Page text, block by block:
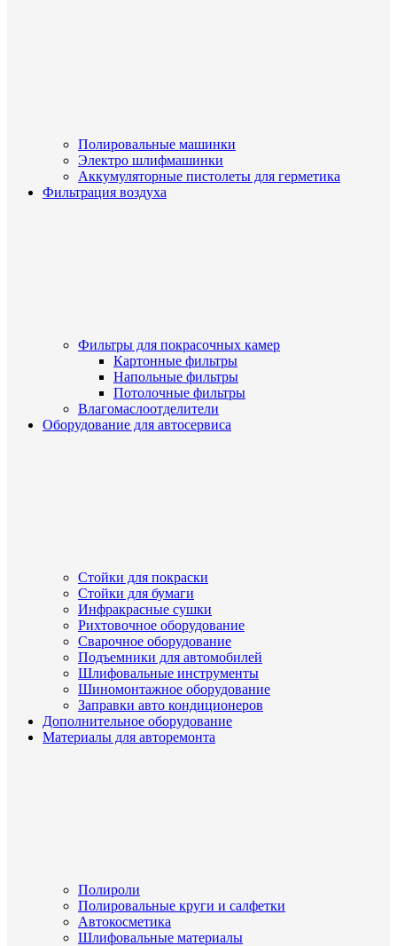
Полировальные машинки
Электро шлифмашинки
Аккумуляторные пистолеты для герметика
Фильтрация воздуха
Фильтры для покрасочных камер
Картонные фильтры
Напольные фильтры
Потолочные фильтры
Влагомаслоотделители
Оборудование для автосервиса
Стойки для покраски
Стойки для бумаги
Инфракрасные сушки
Рихтовочное оборудование
Сварочное оборудование
Подъемники для автомобилей
Шлифовальные инструменты
Шиномонтажное оборудование
Заправки авто кондиционеров
Дополнительное оборудование
Материалы для авторемонта
Полироли
Полировальные круги и салфетки
Автокосметика
Шлифовальные материалы